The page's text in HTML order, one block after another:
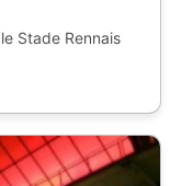
Stade Rennais